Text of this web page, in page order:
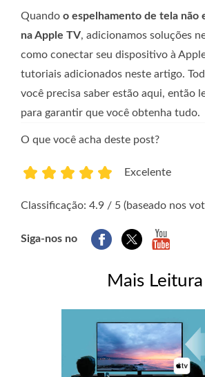
Quando o espelhamento de tela não
na Apple TV, adicionamos soluções
como conectar seu dispositivo à
tutoriais adicionados neste artigo.
você precisa saber estão aqui, então
para garantir que você obtenha tudo.
O que você acha deste post?
Excelente
Classificação: 4.9 / 5 (baseado nos
Siga-nos no
Mais Leitura